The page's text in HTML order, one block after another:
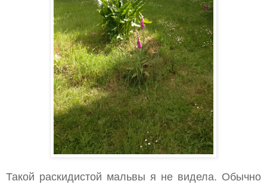
Такой раскидистой мальвы я не видела. Обычно